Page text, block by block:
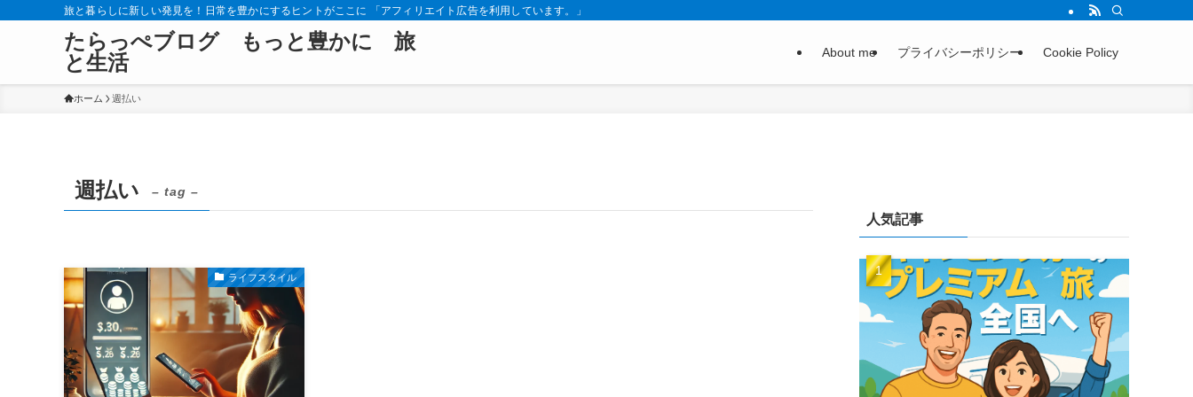
旅と暮らしに新しい発見を！日常を豊かにするヒントがここに 「アフィリエイト広告を利用しています。」
たらっぺブログ もっと豊かに 旅
と生活
About me プライバシーポリシー Cookie Policy
ホーム 週払い
週払い – tag –
ライフスタイル
人気記事